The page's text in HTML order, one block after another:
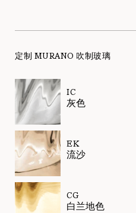
定制 MURANO 吹制玻璃
IC
灰色
EK
流沙
CG
白兰地色